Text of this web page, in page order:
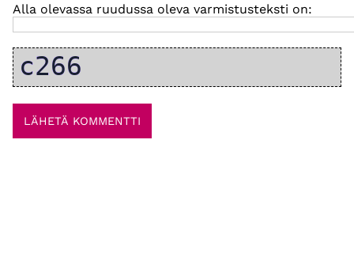
Alla olevassa ruudussa oleva varmistusteksti on: